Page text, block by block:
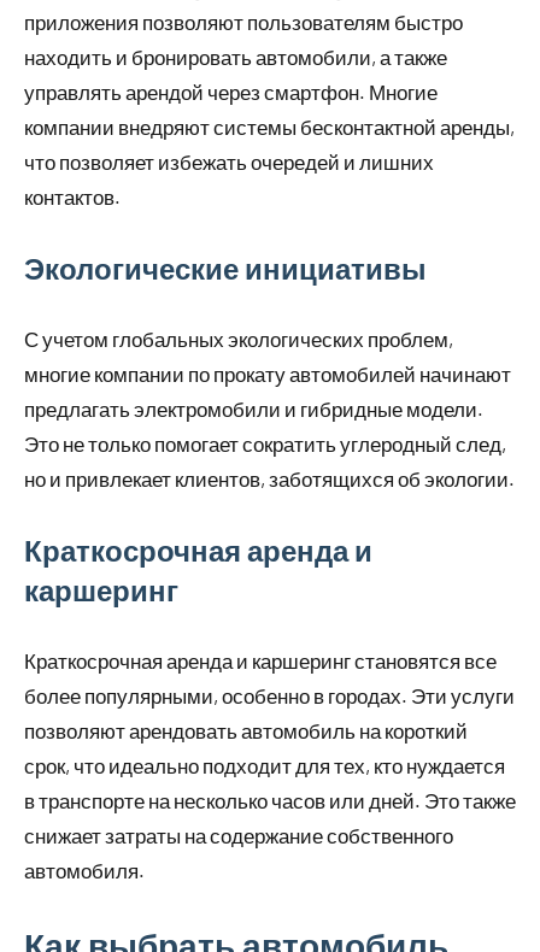
приложения позволяют пользователям быстро
находить и бронировать автомобили, а также
управлять арендой через смартфон. Многие
компании внедряют системы бесконтактной аренды,
что позволяет избежать очередей и лишних
контактов.
Экологические инициативы
С учетом глобальных экологических проблем,
многие компании по прокату автомобилей начинают
предлагать электромобили и гибридные модели.
Это не только помогает сократить углеродный след,
но и привлекает клиентов, заботящихся об экологии.
Краткосрочная аренда и
каршеринг
Краткосрочная аренда и каршеринг становятся все
более популярными, особенно в городах. Эти услуги
позволяют арендовать автомобиль на короткий
срок, что идеально подходит для тех, кто нуждается
в транспорте на несколько часов или дней. Это также
снижает затраты на содержание собственного
автомобиля.